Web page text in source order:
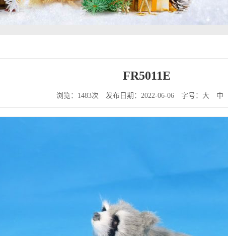
FR5011E
浏览：1483次 发布日期：2022-06-06 字号： 大 中